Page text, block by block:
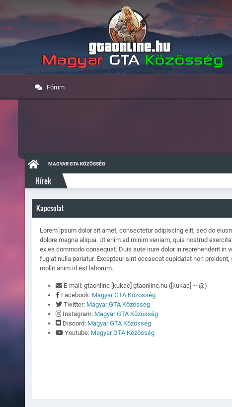
Fórum
MAGYAR GTA KÖZÖSSÉG
Hírek
Kapcsolat
Lorem ipsum dolor sit amet, consectetur adipiscing elit, sed do
dolore magna aliqua. Ut enim ad minim veniam, quis nostrud
ex ea commodo consequat. Duis aute irure dolor in reprehenderit in
fugiat nulla pariatur. Excepteur sint occaecat cupidatat non
mollit anim id est laborum.
E-mail: gtaonline [kukac] gtaonline.hu ([kukac] ~ @)
Facebook: Magyar GTA Közösség
Twitter: Magyar GTA Közösség
Instagram: Magyar GTA Közösség
Discord: Magyar GTA Közösség
Youtube: Magyar GTA Közösség